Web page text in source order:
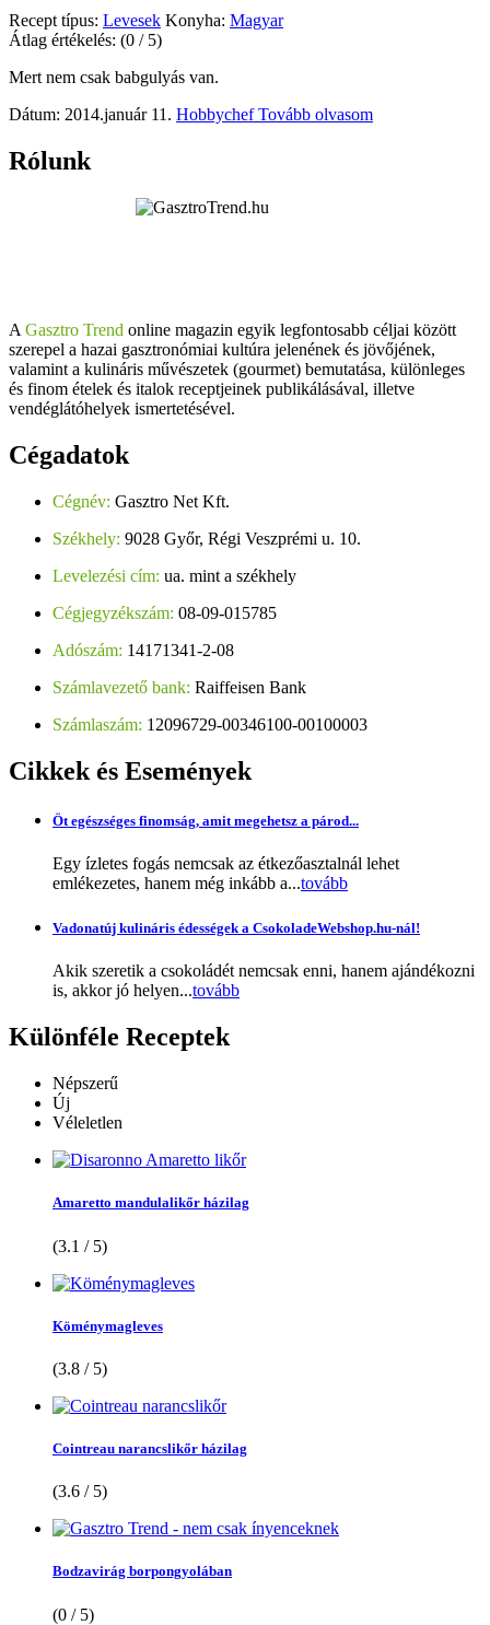
Recept típus: Levesek Konyha: Magyar
Átlag értékelés: (0 / 5)
Mert nem csak babgulyás van.
Dátum: 2014.január 11. HobbychefTovább olvasom
Rólunk
A Gasztro Trend online magazin egyik legfontosabb céljai között
szerepel a hazai gasztronómiai kultúra jelenének és jövőjének,
valamint a kulináris művészetek (gourmet) bemutatása, különleges
és finom ételek és italok receptjeinek publikálásával, illetve
vendéglátóhelyek ismertetésével.
Cégadatok
Cégnév: Gasztro Net Kft.
Székhely: 9028 Győr, Régi Veszprémi u. 10.
Levelezési cím: ua. mint a székhely
Cégjegyzékszám: 08-09-015785
Adószám: 14171341-2-08
Számlavezető bank: Raiffeisen Bank
Számlaszám: 12096729-00346100-00100003
Cikkek és Események
Öt egészséges finomság, amit megehetsz a párod...
Egy ízletes fogás nemcsak az étkezőasztalnál lehet
emlékezetes, hanem még inkább a...tovább
Vadonatúj kulináris édességek a CsokoladeWebshop.hu-nál!
Akik szeretik a csokoládét nemcsak enni, hanem ajándékozni
is, akkor jó helyen...tovább
Különféle Receptek
Népszerű
Új
Véleletlen
Amaretto mandulalikőr házilag
(3.1 / 5)
Köménymagleves
(3.8 / 5)
Cointreau narancslikőr házilag
(3.6 / 5)
Bodzavirág borpongyolában
(0 / 5)